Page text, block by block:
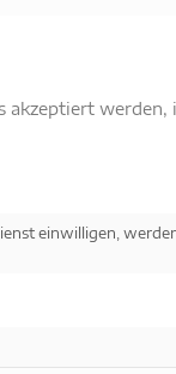
akzeptiert
einwilligen,